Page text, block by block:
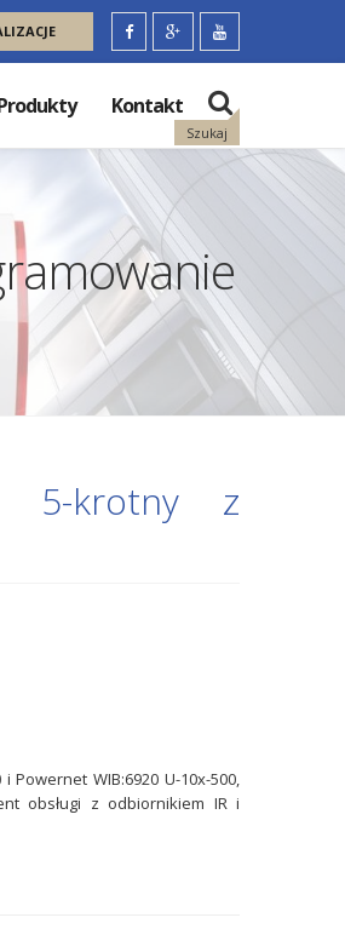
Szukaj
Kontakt
5-krotny z
Powernet WIB:6920 U-10x-500,
obsługi z odbiornikiem IR i